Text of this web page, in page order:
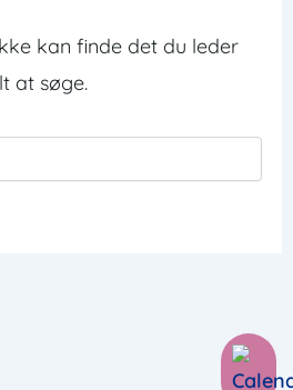
kan finde det du leder
at søge.